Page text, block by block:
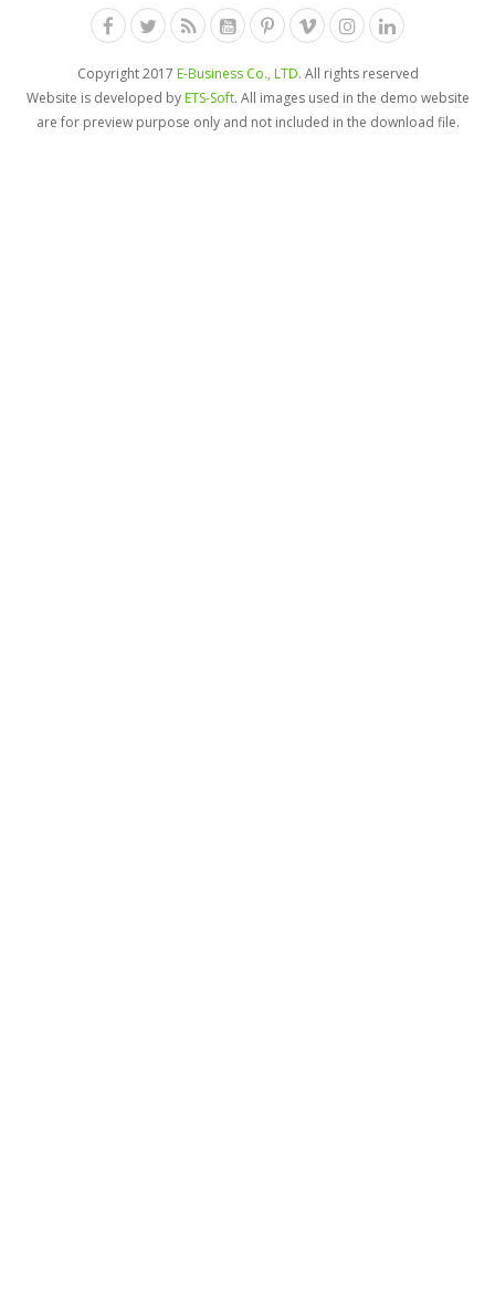
Copyright 2017 E-Business Co., LTD. All rights reserved
Website is developed byETS-Soft. All images used in the demo website
are for preview purpose only and not included in the download file.